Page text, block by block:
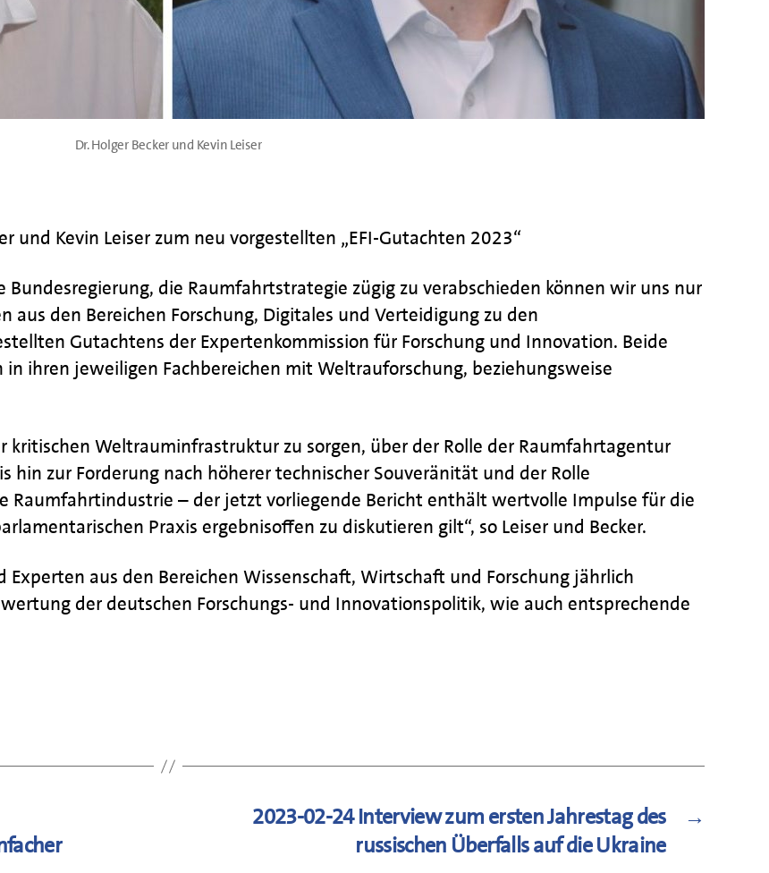
Dr. Holger Becker und Kevin Leiser
und Kevin Leiser zum neu vorgestellten „EFI-Gutachten 2023“
Bundesregierung, die Raumfahrtstrategie zügig zu verabschieden können wir uns nur
aus den Bereichen Forschung, Digitales und Verteidigung zu den
Gutachtens der Expertenkommission für Forschung und Innovation. Beide
ihren jeweiligen Fachbereichen mit Weltrauforschung, beziehungsweise
kritischen Weltrauminfrastruktur zu sorgen, über der Rolle der Raumfahrtagentur
hin zur Forderung nach höherer technischer Souveränität und der Rolle
Raumfahrtindustrie – der jetzt vorliegende Bericht enthält wertvolle Impulse für die
Praxis ergebnisoffen zu diskutieren gilt“, so Leiser und Becker.
aus den Bereichen Wissenschaft, Wirtschaft und Forschung jährlich
der deutschen Forschungs- und Innovationspolitik, wie auch entsprechende
→
2023-02-24 Interview zum ersten Jahrestag des
russischen Überfalls auf die Ukraine